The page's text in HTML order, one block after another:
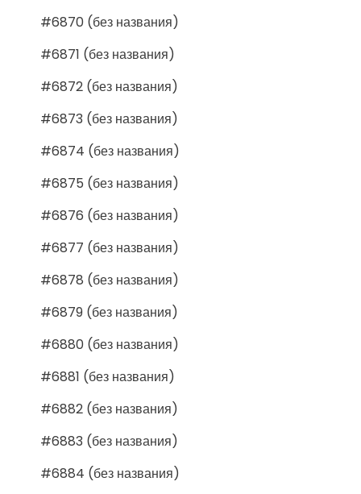
#6870 (без названия)
#6871 (без названия)
#6872 (без названия)
#6873 (без названия)
#6874 (без названия)
#6875 (без названия)
#6876 (без названия)
#6877 (без названия)
#6878 (без названия)
#6879 (без названия)
#6880 (без названия)
#6881 (без названия)
#6882 (без названия)
#6883 (без названия)
#6884 (без названия)